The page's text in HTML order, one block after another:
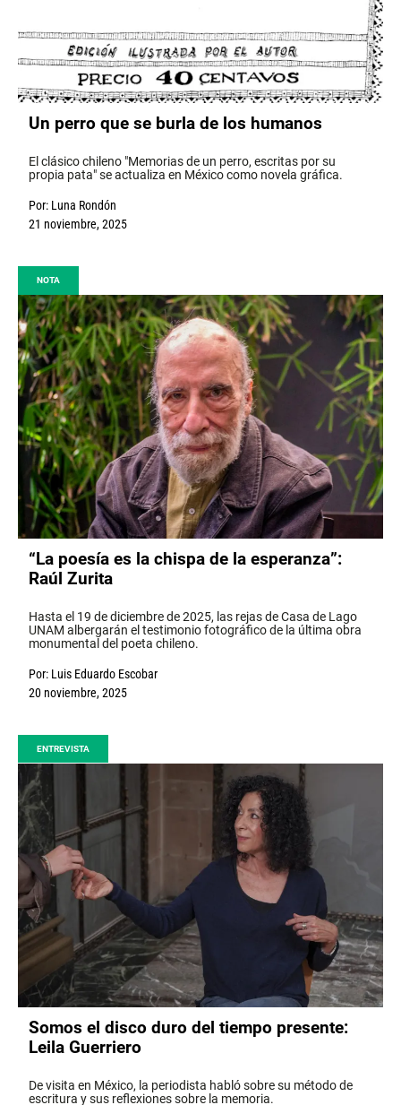
Un perro que se burla de los humanos
El clásico chileno "Memorias de un perro, escritas por su
propia pata" se actualiza en México como novela gráfica.
Por: Luna Rondón
21 noviembre, 2025
NOTA
“La poesía es la chispa de la esperanza”:
Raúl Zurita
Hasta el 19 de diciembre de 2025, las rejas de Casa de Lago
UNAM albergarán el testimonio fotográfico de la última obra
monumental del poeta chileno.
Por: Luis Eduardo Escobar
20 noviembre, 2025
ENTREVISTA
Somos el disco duro del tiempo presente:
Leila Guerriero
De visita en México, la periodista habló sobre su método de
escritura y sus reflexiones sobre la memoria.